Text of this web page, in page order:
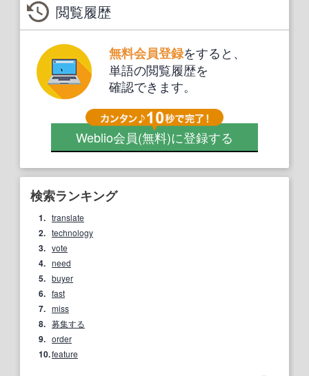
閲覧履歴
無料会員登録をすると、
単語の閲覧履歴を
確認できます。
Weblio会員(無料)に登録する
検索ランキング
1. translate
2. technology
3. vote
4. need
5. buyer
6. fast
7. miss
8. 募集する
9. order
10.feature